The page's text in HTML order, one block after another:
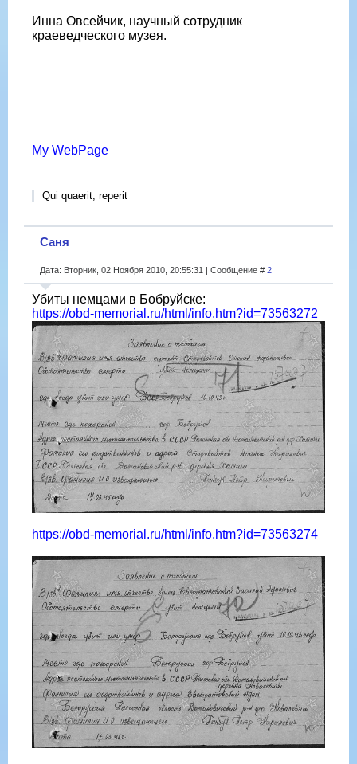
Инна Овсейчик, научный сотрудник
краеведческого музея.
My WebPage
Qui quaerit, reperit
Саня
Дата: Вторник, 02 Ноября 2010, 20:55:31 | Сообщение # 2
Убиты немцами в Бобруйске:
https://obd-memorial.ru/html/info.htm?id=73563272
https://obd-memorial.ru/html/info.htm?id=73563274